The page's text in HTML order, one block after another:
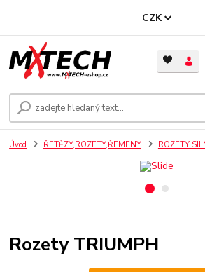
CZK
Úvod ŘETĚZY,ROZETY,ŘEMENY ROZETY
Rozety TRIUMPH